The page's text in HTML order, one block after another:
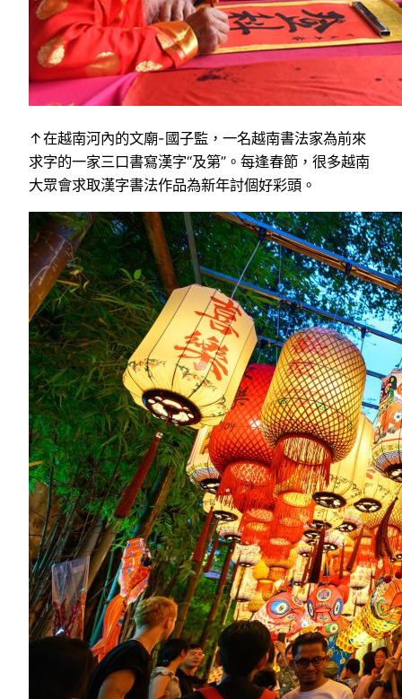
↑在越南河內的文廟-國子監，一名越南書法家為前來
求字的一家三口書寫漢字“及第”。每逢春節，很多越南
大眾會求取漢字書法作品為新年討個好彩頭。